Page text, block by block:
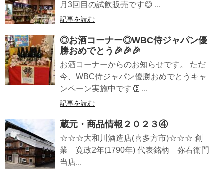
月3回目の試飲販売です😊 ...
記事を読む
◎お酒コーナー◎WBC侍ジャパン優
勝おめでとう🎉🎉🎉
お酒コーナーからのお知らせです。 ただ
今、WBC侍ジャパン優勝おめでとうキャ
ンペーン実施中です👏 ...
記事を読む
蔵元・商品情報２０２３④
☆☆☆大和川酒造店(喜多方市)☆☆☆ 創
業 寛政2年(1790年) 代表銘柄 弥右衛門
当店...